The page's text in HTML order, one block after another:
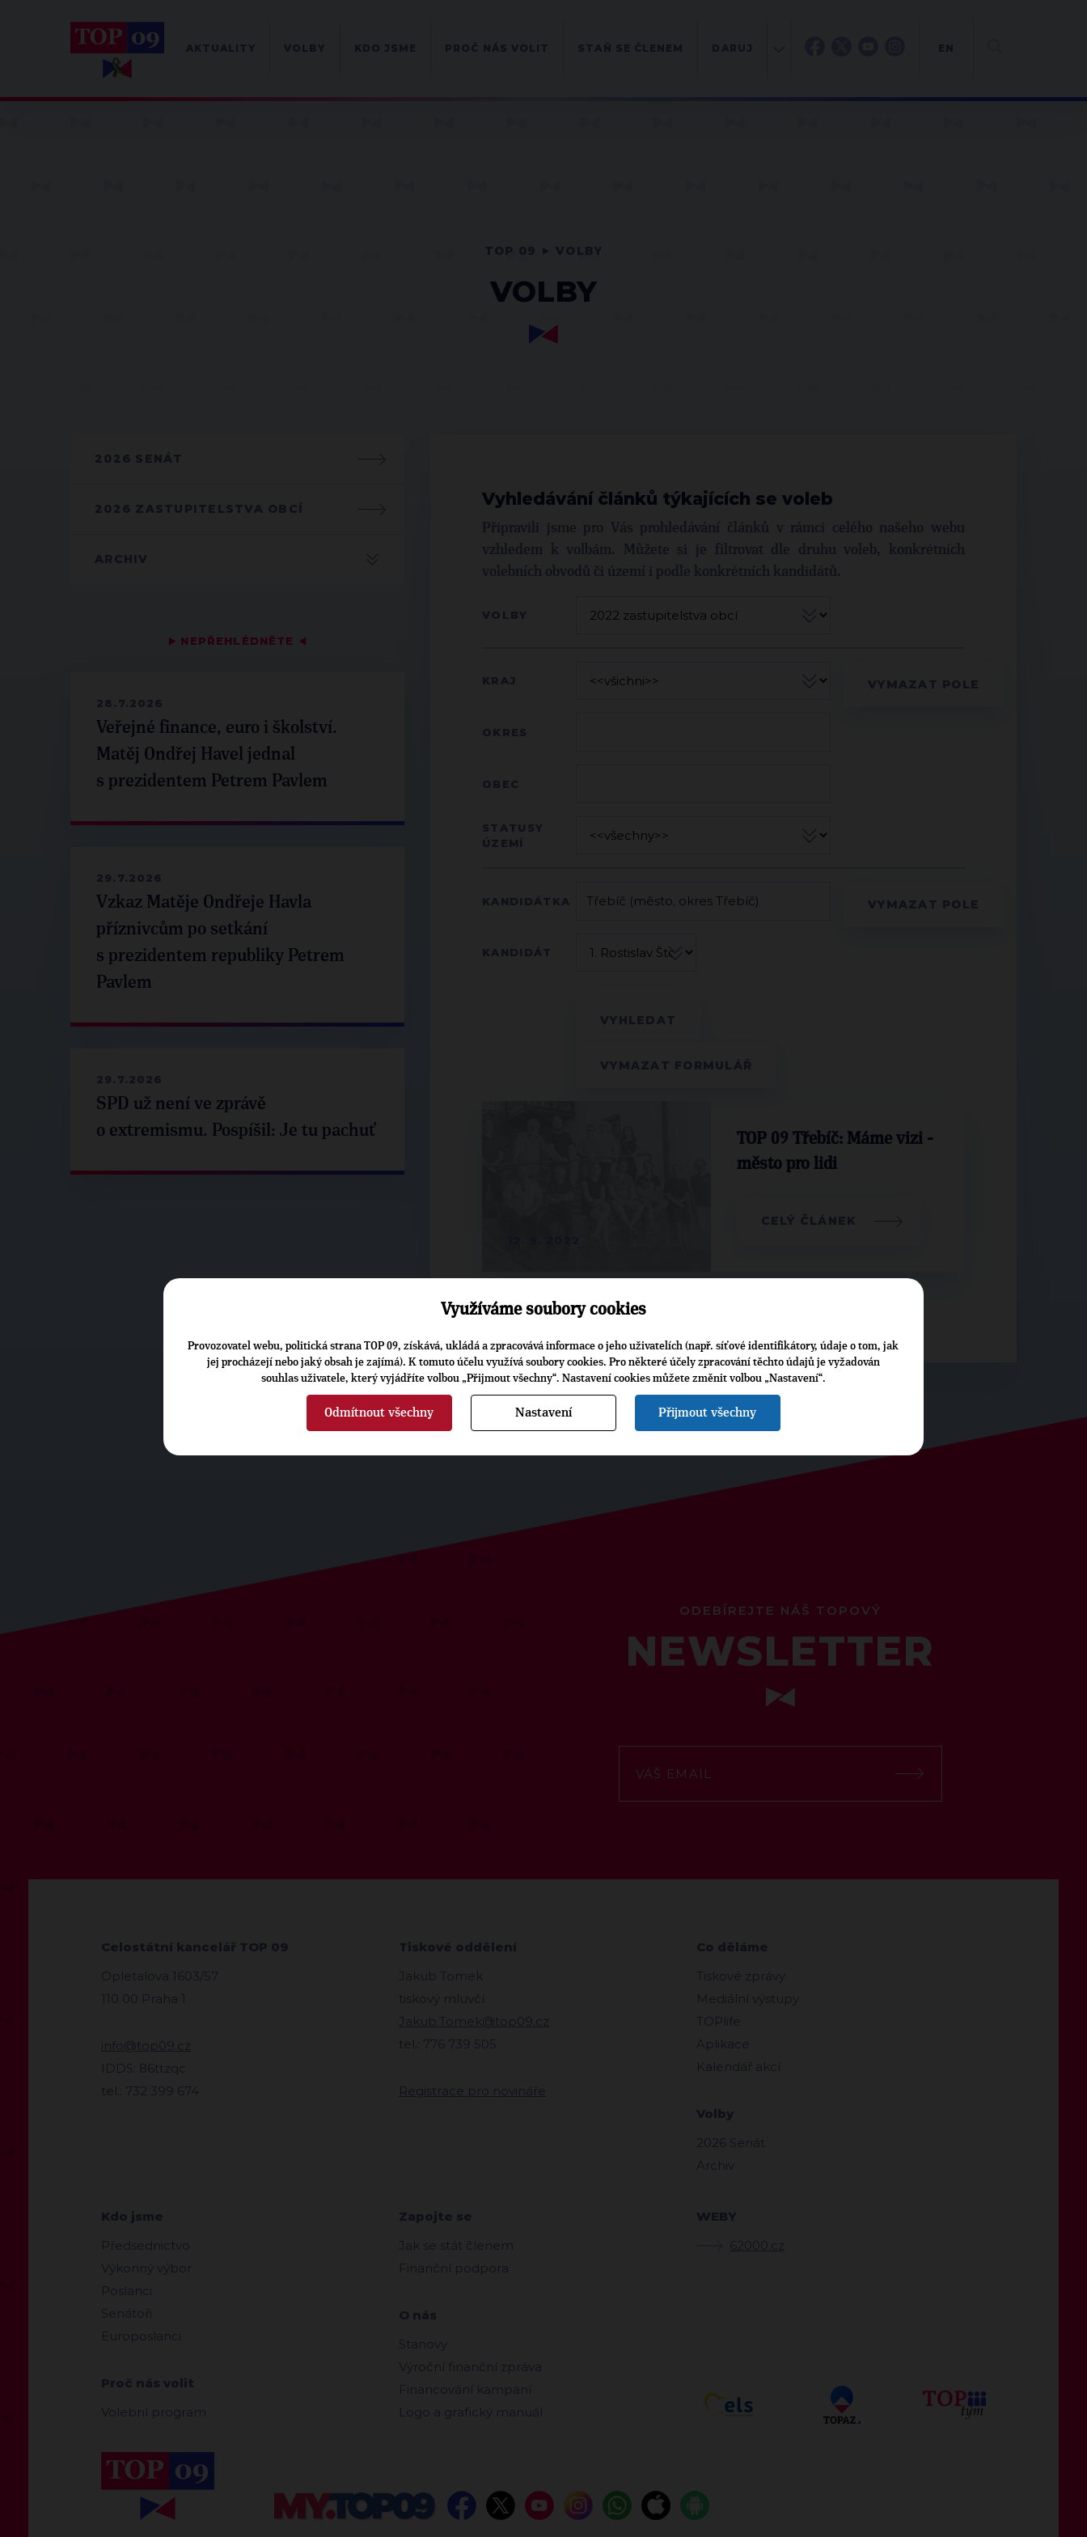
VOLBY
2026 SENÁT
2026 ZASTUPITELSTVA OBCÍ
ARCHIV
▶ NEPŘEHLÉDNĚTE ◀
28.7.2026
Veřejné finance, euro i školství.
Matěj Ondřej Havel jednal
s prezidentem Petrem Pavlem
29.7.2026
Vzkaz Matěje Ondřeje Havla
příznivcům po setkání
s prezidentem republiky Petrem
Pavlem
29.7.2026
SPD už není ve zprávě
o extremismu. Pospíšil: Je tu pachuť
Vyhledávání článků týkajících se voleb
Připravili jsme pro Vás prohledávání článků v rámci celého našeho webu
vzhledem k volbám. Můžete si je filtrovat dle druhu voleb, konkrétních
volebních obvodů či území i podle konkrétních kandidátů.
VOLBY
KRAJ
OKRES
OBEC
STATUSY
ÚZEMÍ
KANDIDÁTKA
KANDIDÁT
TOP 09 Třebíč: Máme vizi -
město pro lidi
CELÝ ČLÁNEK
ODEBÍREJTE NÁŠ TOPOVÝ
NEWSLETTER
Celostátní kancelář TOP 09
Opletalova 1603/57
110 00 Praha 1
info@top09.cz
IDDS: 86ttzqc
tel.: 732 399 674
Tiskové oddělení
Jakub Tomek
tiskový mluvčí
Jakub.Tomek@top09.cz
tel.: 776 739 505
Registrace pro novináře
Co děláme
Tiskové zprávy
Mediální výstupy
TOPlife
Aplikace
Kalendář akcí
Volby
2026 Senát
Archiv
Kdo jsme
Předsednictvo
Výkonný výbor
Poslanci
Senátoři
Europoslanci
Proč nás volit
Volební program
Zapojte se
Jak se stát členem
Finanční podpora
O nás
Stanovy
Výroční finanční zpráva
Financování kampaní
Logo a grafický manuál
WEBY
62000.cz
Využíváme soubory cookies
Provozovatel webu, politická strana TOP 09, získává, ukládá a zpracovává informace o jeho uživatelích (např. síťové identifikátory, údaje o tom, jak
jej procházejí nebo jaký obsah je zajímá). K tomuto účelu využívá soubory cookies. Pro některé účely zpracování těchto údajů je vyžadován
souhlas uživatele, který vyjádříte volbou „Přijmout všechny“. Nastavení cookies můžete změnit volbou „Nastavení“.
Odmítnout všechny Nastavení Přijmout všechny